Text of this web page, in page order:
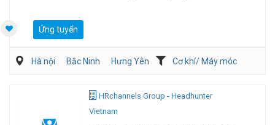
Ứng tuyển
Hà nội Bắc Ninh Hưng Yên
Cơ khí/ Máy móc
HRchannels Group - Headhunter
Vietnam